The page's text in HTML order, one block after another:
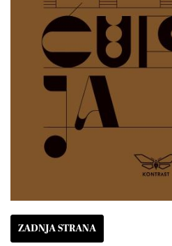
ZADNJA STRANA